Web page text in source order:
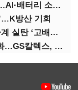
본업 살아난 코오롱인더·HS효성…AI·배터리 소재로 보폭 확대
방산 기회
‘조선 호황’ 업은 정기선 체제…승계 실탄 ‘고배당’ 주목
윤활유 위험물 물류 현장도 무인화…GS칼텍스, 디지털 전환 가속